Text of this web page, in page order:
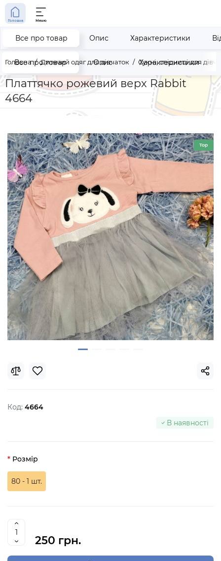
Головна Меню
Все про товар Опис Характеристики
Головна Дитячий одяг для дівчаток Сукні, спідниці для
Платтячко рожевий верх Rabbit
4664
Все про товар Опис Характеристики
Top
Код: 4664
В наявності
Розмір
80 - 1 шт.
250 грн.